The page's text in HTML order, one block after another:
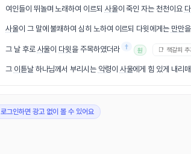
여인들이 뛰놀며 노래하여 이르되 사울이 죽인 자는 천천이요
사울이 그 말에 불쾌하여 심히 노하여 이르되 다윗에게는 만만
그 날 후로 사울이 다윗을 주목하였더라 † 원 📑 책갈피 추
그 이튿날하나님께서 부리시는 악령이 사울에게 힘 있게 내리
로그인하면 광고 없이 볼 수 있어요